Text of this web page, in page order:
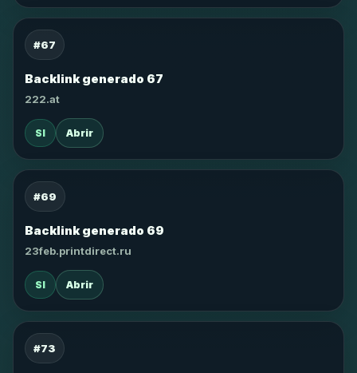
#67
Backlink generado 67
222.at
SI Abrir
#69
Backlink generado 69
23feb.printdirect.ru
SI Abrir
#73